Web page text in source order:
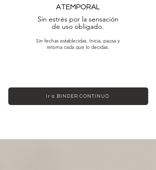
ATEMPORAL
Sin estrés por la sensación
de uso obligado.
Sin fechas establecidas. Inicia, pausa y
retoma cada que lo decidas.
Ir a BINDER CONTINUO